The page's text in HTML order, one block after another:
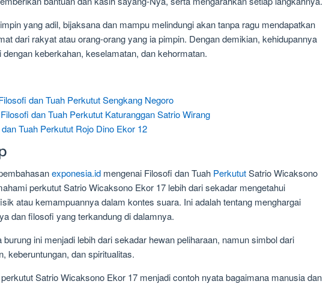
yang adil, bijaksana dan mampu melindungi akan tanpa ragu mendapatkan
dari rakyat atau orang-orang yang ia pimpin. Dengan demikian, kehidupannya
dengan keberkahan, keselamatan, dan kehormatan.
dan Tuah Perkutut Sengkang Negoro
dan Tuah Perkutut Katuranggan Satrio Wirang
Tuah Perkutut Rojo Dino Ekor 12
exponesia.id mengenai Filosofi dan Tuah PerkututSatrio Wicaksono
perkutut Satrio Wicaksono Ekor 17 lebih dari sekadar mengetahui
atau kemampuannya dalam kontes suara. Ini adalah tentang menghargai
dan filosofi yang terkandung di dalamnya.
burung ini menjadi lebih dari sekadar hewan peliharaan, namun simbol dari
keberuntungan, dan spiritualitas.
Satrio Wicaksono Ekor 17 menjadi contoh nyata bagaimana manusia dan